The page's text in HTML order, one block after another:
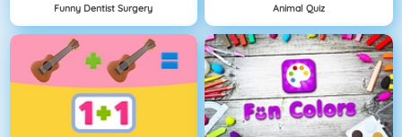
Funny Dentist Surgery Animal Quiz